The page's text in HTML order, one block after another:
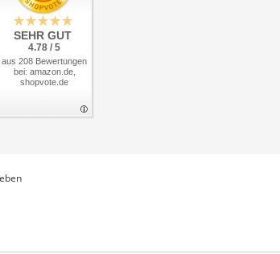
SEHR GUT
4.78 / 5
aus 208 Bewertungen
bei: amazon.de,
shopvote.de